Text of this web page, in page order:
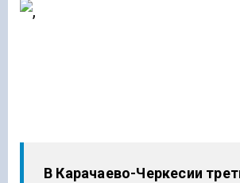
В Карачаево-Черкесии